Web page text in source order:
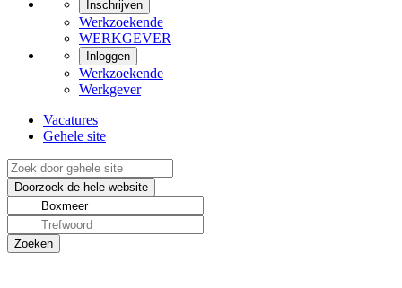
Inschrijven
Werkzoekende
WERKGEVER
Inloggen
Werkzoekende
Werkgever
Vacatures
Gehele site